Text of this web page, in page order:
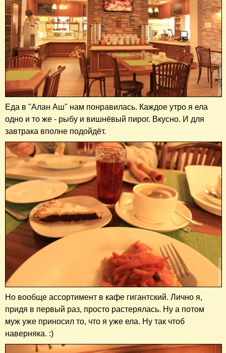
Еда в "Алан Аш" нам понравилась. Каждое утро я ела
одно и то же - рыбу и вишнёвый пирог. Вкусно. И для
завтрака вполне подойдёт.
Но вообще ассортимент в кафе гигантский. Лично я,
придя в первый раз, просто растерялась. Ну а потом
муж уже приносил то, что я уже ела. Ну так чтоб
наверняка. :)